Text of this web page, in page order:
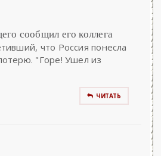
сообщил его коллега
что Россия понесла
"Горе! Ушел из
ЧИТАТЬ